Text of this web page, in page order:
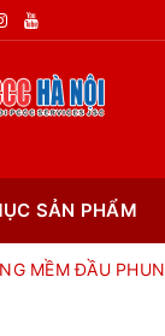
SẢN PHẨM
MỀM ĐẦU PHUN